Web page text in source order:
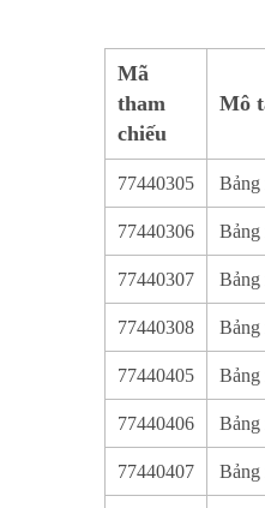
Mã
tham
chiếu
Mô
77440305 Bảng
77440306 Bảng
77440307 Bảng
77440308 Bảng
77440405 Bảng
77440406 Bảng
77440407 Bảng